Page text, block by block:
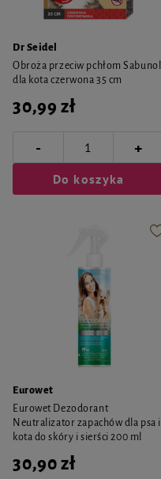
Dr Seidel
Obroża przeciw pchłom Sabunol
dla kota czerwona 35 cm
30,99 zł
- +
Do koszyka
Eurowet
Eurowet Dezodorant
Neutralizator zapachów dla psa i
kota do skóry i sierści 200 ml
30,90 zł